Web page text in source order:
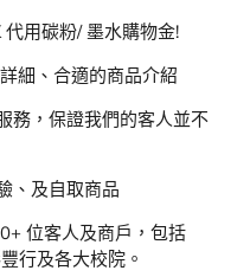
４小時送達。
用碳粉/ 墨水購物金!
細、合適的商品介紹
，保證我們的客人並不